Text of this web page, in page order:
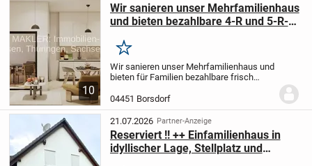
10
Wir sanieren unser Mehrfamilienhaus
und bieten bezahlbare 4-R und 5-R-
Merken
Wir sanieren unser Mehrfamilienhaus und
bieten für Familien bezahlbare frisch
Raumwohnungen an, meistens mit
Balkon oder Loggia.Bitte melden Sie sich
bei Interesse...
04451 Borsdorf
21.07.2026 Partner-Anzeige
Reserviert !! ++ Einfamilienhaus in
idyllischer Lage, Stellplatz und